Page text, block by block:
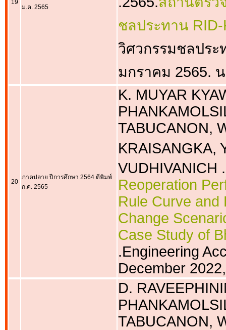
19
ม.ค. 2565
ชลประทาน
วิศวกรรมชลปร
มกราคม 2565.
20
ภาคปลาย ปีการศึกษา 2564 ตีพิมพ์
ก.ค. 2565
K. MUYAR
TABUCANON,
KRAISANGKA,
VUDHIVANICH
Reoperation
Rule Curve and
Change
Case Study of
.Engineering
December
D.
TABUCANON,